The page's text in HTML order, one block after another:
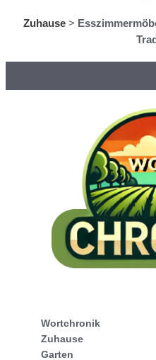
Zuhause >
Wortchronik
Zuhause
Garten